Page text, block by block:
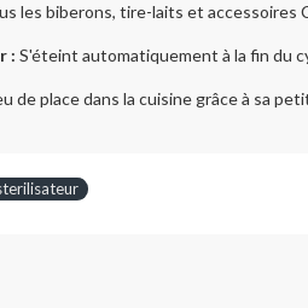
les biberons, tire-laits et accessoires
: S'éteint automatiquement à la fin du
de place dans la cuisine grâce à sa